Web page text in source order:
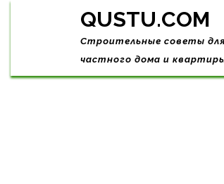
Skip
QUSTU.COM
Строительные советы для
частного дома и